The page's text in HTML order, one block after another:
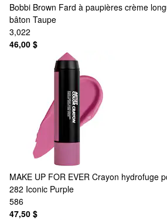
Bobbi Brown Fard à paupières crème
bâton Taupe
3,022
46,00 $
MAKE UP FOR EVER Crayon hydrofuge
282 Iconic Purple
586
47,50 $